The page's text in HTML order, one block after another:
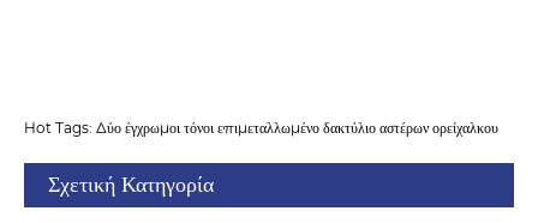
Hot Tags: Δύο έγχρωμοι τόνοι επιμεταλλωμένο δακτύλιο αστέρων ορείχαλκου
Σχετική Κατηγορία